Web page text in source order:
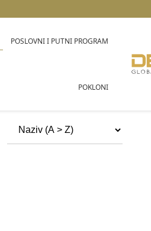
POSLOVNI I PUTNI PROGRAM
POKLONI